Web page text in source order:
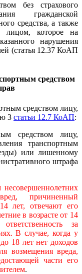
без страхового
гражданской
средства, а также
лицом, которое на
нарушения
(статья 12.37 КоАП
средством
средством лицу,
3 статьи 12.7 КоАП:
средством лицу,
транспортным
или лишенному
штрафа
несовершеннолетних
причиненный
лет, отвечают его
в возрасте от 14
за
В случае, когда у
18 лет нет доходов
возмещения вреда,
части его
.